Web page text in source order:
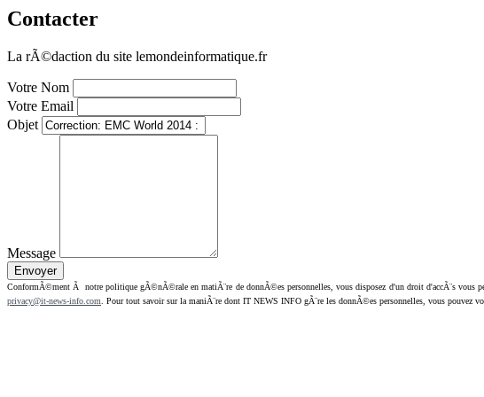
Contacter
La rÃ©daction du site lemondeinformatique.fr
Votre Nom
Votre Email
Objet
Message
ConformÃ©ment Ã notre politique gÃ©nÃ©rale en matiÃ¨re de donnÃ©es personnelles, vous disposez d'un droit d'accÃ¨s vous
privacy@it-news-info.com . Pour tout savoir sur la maniÃ¨re dont IT NEWS INFO gÃ¨re les donnÃ©es personnelles, vous pouvez